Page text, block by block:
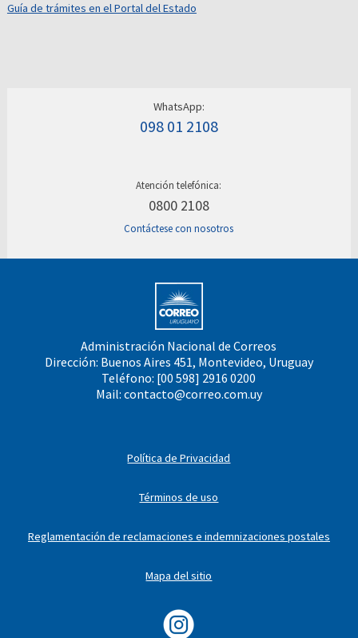
Guía de trámites en el Portal del Estado
WhatsApp:
098 01 2108
Atención telefónica:
0800 2108
Contáctese con nosotros
Administración Nacional de Correos
Dirección: Buenos Aires 451, Montevideo, Uruguay
Teléfono: [00 598] 2916 0200
Mail: contacto@correo.com.uy
Política de Privacidad
Términos de uso
Reglamentación de reclamaciones e indemnizaciones postales
Mapa del sitio